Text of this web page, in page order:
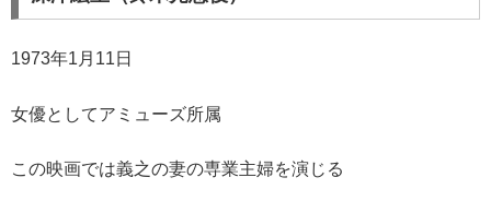
1973年1月11日
女優としてアミューズ所属
この映画では義之の妻の専業主婦を演じる